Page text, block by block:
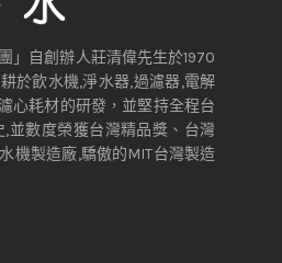
」自創辦人莊清偉先生於1970
於飲水機,淨水器,過濾器,電解
心耗材的研發，並堅持全程台
並數度榮獲台灣精品獎、台灣
機製造廠,驕傲的MIT台灣製造